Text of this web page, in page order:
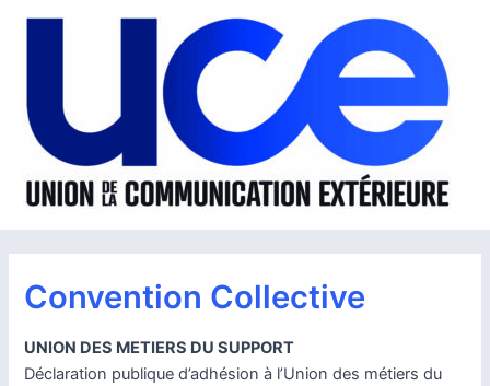
Aller
Convention Collective
UNION DES METIERS DU SUPPORT
Déclaration publique d’adhésion à l’Union des métiers du